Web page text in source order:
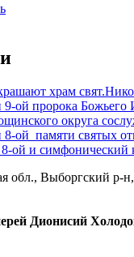
храм
ой пророка Божьего
округа
ой памяти святых
ой и симфонический
обл., Выборгский р-н,
Дионисий